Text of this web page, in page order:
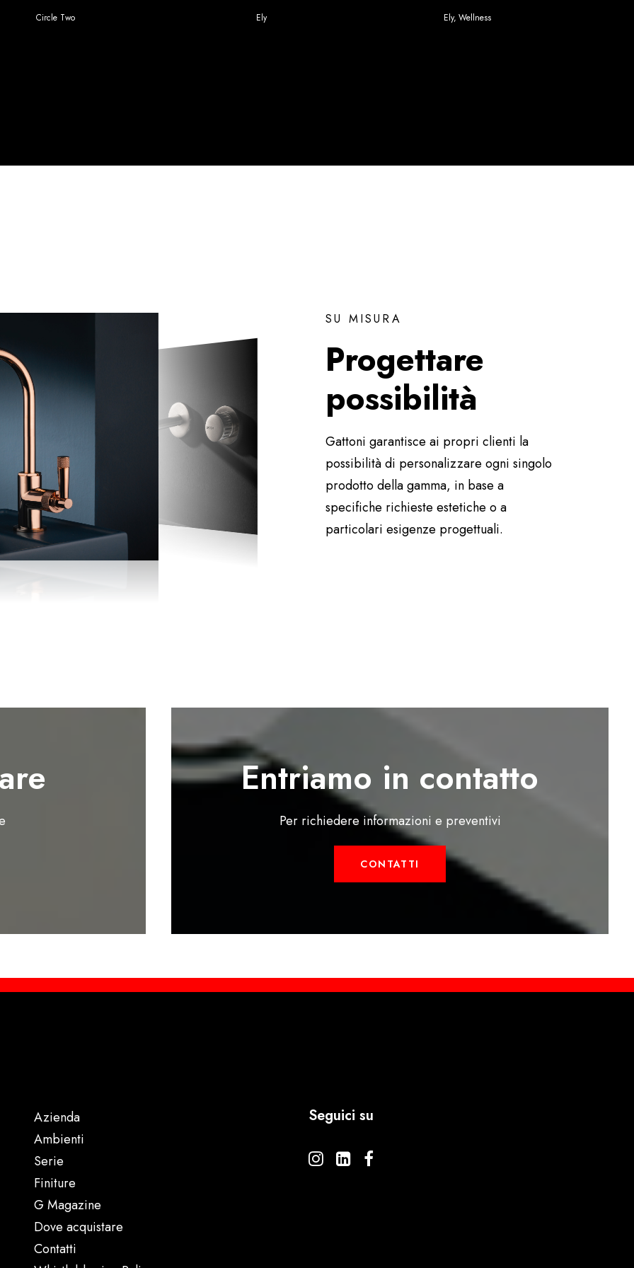
Circle Two Ely Ely, Wellness
SU MISURA
Progettare
possibilità
Gattoni garantisce ai propri clienti la
possibilità di personalizzare ogni singolo
prodotto della gamma, in base a
specifiche richieste estetiche o a
particolari esigenze progettuali.
Entriamo in contatto
Per richiedere informazioni e preventivi
CONTATTI
Azienda
Ambienti
Serie
Finiture
G Magazine
Dove acquistare
Contatti
Seguici su